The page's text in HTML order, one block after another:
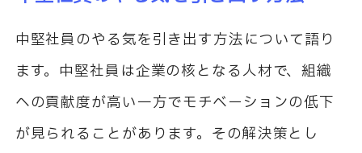
中堅社員のやる気を引き出す方法について語り
ます。中堅社員は企業の核となる人材で、組織
への貢献度が高い一方でモチベーションの低下
が見られることがあります。その解決策とし